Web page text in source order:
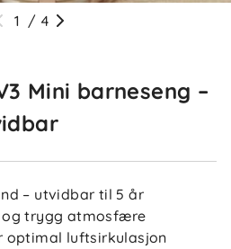
1 / 4
Mini barneseng –
– utvidbar til 5 år
og trygg atmosfære
optimal luftsirkulasjon